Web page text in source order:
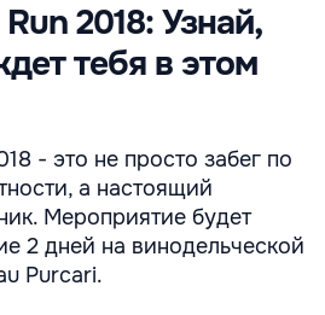
2018: Узнай,
тебя в этом
- это не просто забег по
а настоящий
Мероприятие будет
2 дней на винодельческой
Purcari.